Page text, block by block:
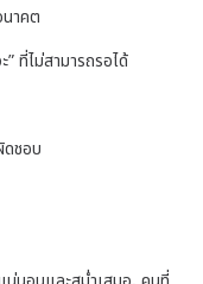
าคต
ที่ไม่สามารถรอได้
ชอบ